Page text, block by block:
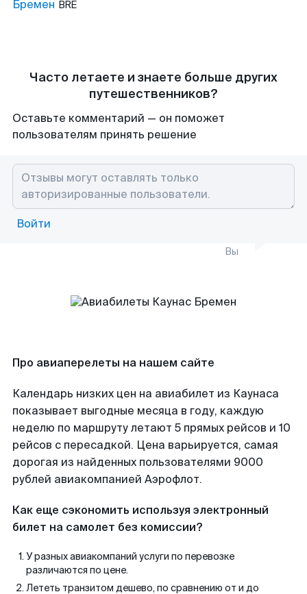
Бремен BRE
Часто летаете и знаете больше других
путешественников?
Оставьте комментарий — он поможет
пользователям принять решение
Войти
Вы
Про авиаперелеты на нашем сайте
Календарь низких цен на авиабилет из Каунаса
показывает выгодные месяца в году, каждую
неделю по маршруту летают 5 прямых рейсов и 10
рейсов с пересадкой. Цена варьируется, самая
дорогая из найденных пользователями 9000
рублей авиакомпанией Аэрофлот.
Как еще сэкономить используя электронный
билет на самолет без комиссии?
У разных авиакомпаний услуги по перевозке
различаются по цене.
Лететь транзитом дешево, по сравнению от и до